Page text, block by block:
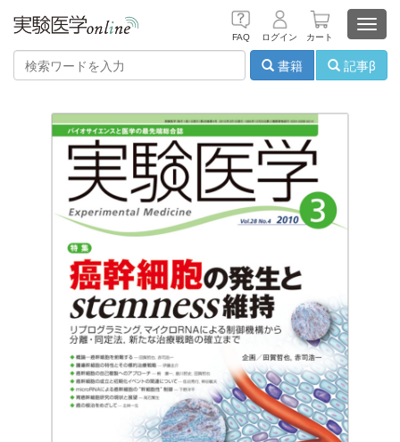
FAQ ログイン カート
書籍
記事β